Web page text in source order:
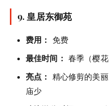
9. 皇居东御苑
费用：
免费
最佳时间： 春季（樱
亮点： 精心修剪的美
庙少